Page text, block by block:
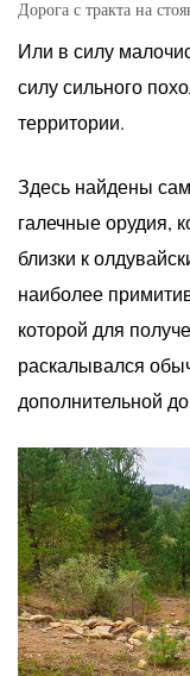
Дорога с тракта на
Или в силу
силу сильного
территории.
Здесь найдены
галечные орудия,
близки к
наиболее
которой для
раскалывался
дополнительной